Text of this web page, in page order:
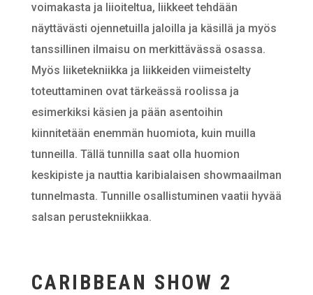
voimakasta ja liioiteltua, liikkeet tehdään
näyttävästi ojennetuilla jaloilla ja käsillä ja myös
tanssillinen ilmaisu on merkittävässä osassa.
Myös liiketekniikka ja liikkeiden viimeistelty
toteuttaminen ovat tärkeässä roolissa ja
esimerkiksi käsien ja pään asentoihin
kiinnitetään enemmän huomiota, kuin muilla
tunneilla. Tällä tunnilla saat olla huomion
keskipiste ja nauttia karibialaisen showmaailman
tunnelmasta. Tunnille osallistuminen vaatii hyvää
salsan perustekniikkaa.
CARIBBEAN SHOW 2